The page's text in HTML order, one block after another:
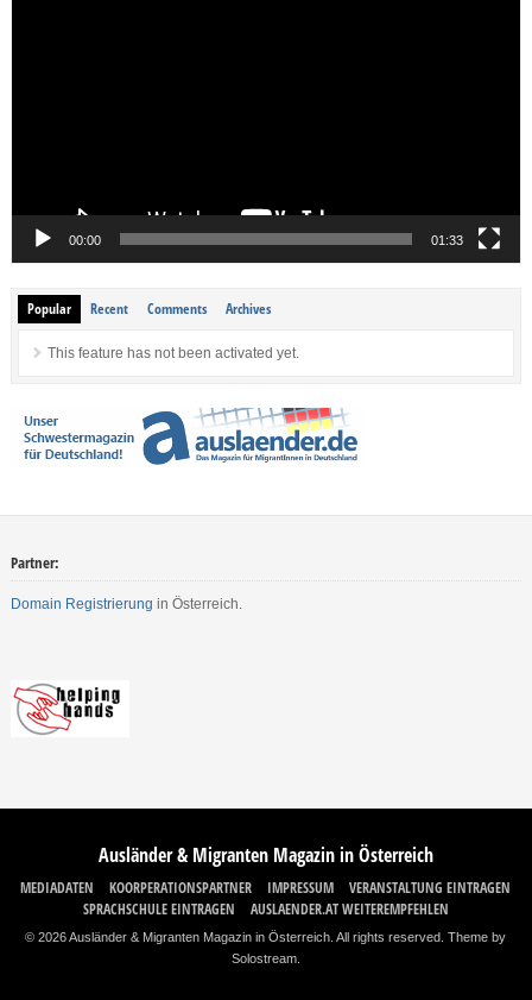
00:00 01:33
Popular Recent Comments Archives
This feature has not been activated yet.
Partner:
Domain Registrierung in Österreich.
Ausländer & Migranten Magazin in Österreich
MEDIADATEN KOORPERATIONSPARTNER IMPRESSUM
VERANSTALTUNG EINTRAGEN
SPRACHSCHULE EINTRAGEN
AUSLAENDER.AT WEITEREMPFEHLEN
© 2026 Ausländer & Migranten Magazin in Österreich. All rights reserved.Theme by
Solostream.